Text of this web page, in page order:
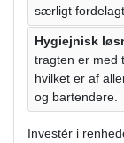
særligt
Hygiejnisk
tragten er med
hvilket er af
og bartendere.
Investér i